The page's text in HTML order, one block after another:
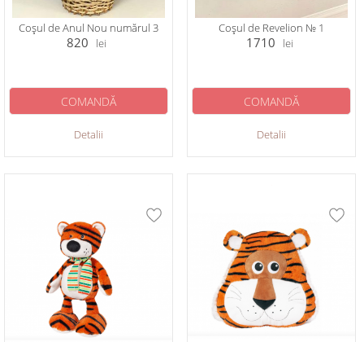
Coșul de Anul Nou numărul 3
820 lei
Detalii
COMANDĂ
Coșul de Revelion № 1
1710 lei
Detalii
COMANDĂ